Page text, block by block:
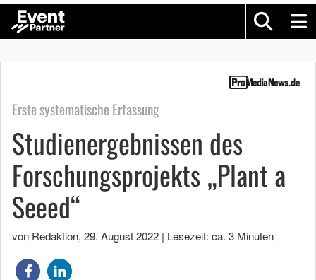
Erste systematische Erfassung
Studienergebnissen des
Forschungsprojekts „Plant a
Seeed“
von Redaktion, 29. August 2022 | Lesezeit: ca. 3 Minuten